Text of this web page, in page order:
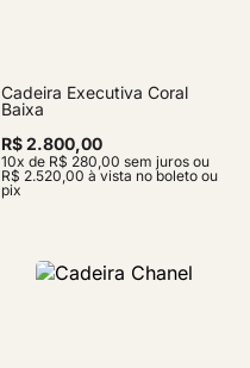
Cadeira Executiva Coral
Baixa
R$ 2.800,00
10x de R$ 280,00 sem juros ou
R$ 2.520,00 à vista no boleto ou
pix